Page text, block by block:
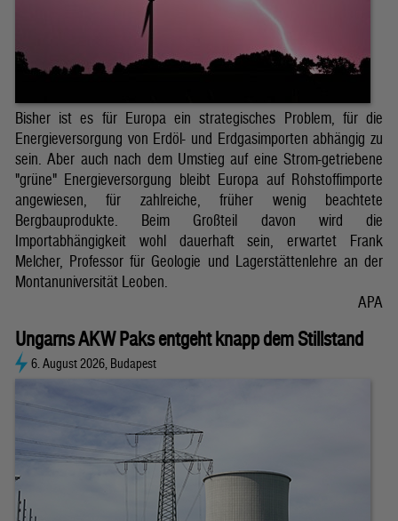
Bisher ist es für Europa ein strategisches Problem, für die
Energieversorgung von Erdöl- und Erdgasimporten abhängig zu
sein. Aber auch nach dem Umstieg auf eine Strom-getriebene
"grüne" Energieversorgung bleibt Europa auf Rohstoffimporte
angewiesen, für zahlreiche, früher wenig beachtete
Bergbauprodukte. Beim Großteil davon wird die
Importabhängigkeit wohl dauerhaft sein, erwartet Frank
Melcher, Professor für Geologie und Lagerstättenlehre an der
Montanuniversität Leoben.
APA
Ungarns AKW Paks entgeht knapp dem Stillstand
6. August 2026, Budapest